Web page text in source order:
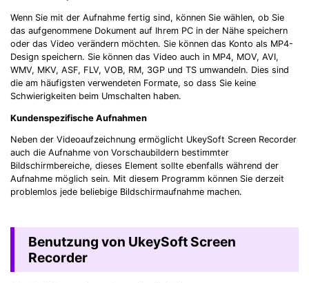
Wenn Sie mit der Aufnahme fertig sind, können Sie wählen, ob Sie
das aufgenommene Dokument auf Ihrem PC in der Nähe speichern
oder das Video verändern möchten. Sie können das Konto als MP4-
Design speichern. Sie können das Video auch in MP4, MOV, AVI,
WMV, MKV, ASF, FLV, VOB, RM, 3GP und TS umwandeln. Dies sind
die am häufigsten verwendeten Formate, so dass Sie keine
Schwierigkeiten beim Umschalten haben.
Kundenspezifische Aufnahmen
Neben der Videoaufzeichnung ermöglicht UkeySoft Screen Recorder
auch die Aufnahme von Vorschaubildern bestimmter
Bildschirmbereiche, dieses Element sollte ebenfalls während der
Aufnahme möglich sein. Mit diesem Programm können Sie derzeit
problemlos jede beliebige Bildschirmaufnahme machen.
Benutzung von UkeySoft Screen
Recorder